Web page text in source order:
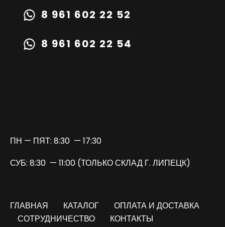
8 961 602 22 52
8 961 602 22 54
ПН — ПЯТ: 8:30 — 17:30
СУБ: 8:30 — 11:00 (ТОЛЬКО СКЛАД Г. ЛИПЕЦК)
ГЛАВНАЯ КАТАЛОГ
ОПЛАТА И ДОСТАВКА
СОТРУДНИЧЕСТВО
КОНТАКТЫ